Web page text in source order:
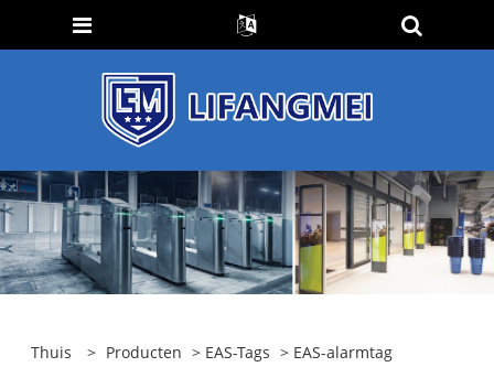
Thuis > Producten > EAS-Tags > EAS-alarmtag